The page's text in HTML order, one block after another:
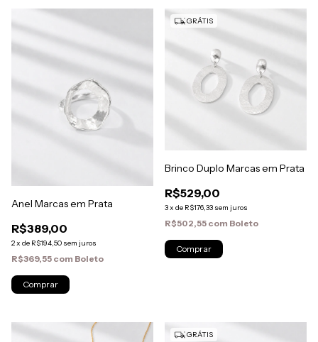
Anel Marcas em Prata
R$389,00
2x de R$194,50 sem juros
R$369,55 com Boleto
GRÁTIS
Brinco Duplo Marcas em Prata
R$529,00
3x de R$176,33 sem juros
R$502,55 com Boleto
GRÁTIS